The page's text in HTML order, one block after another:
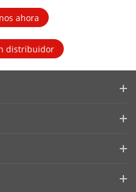
ahora
distribuidor